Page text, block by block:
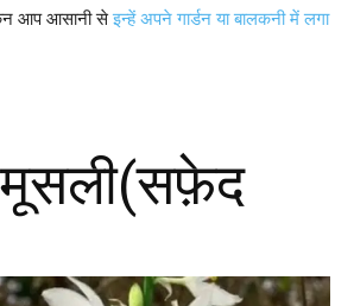
आप आसानी सेइन्हें अपने गार्डन या बालकनी में लगा